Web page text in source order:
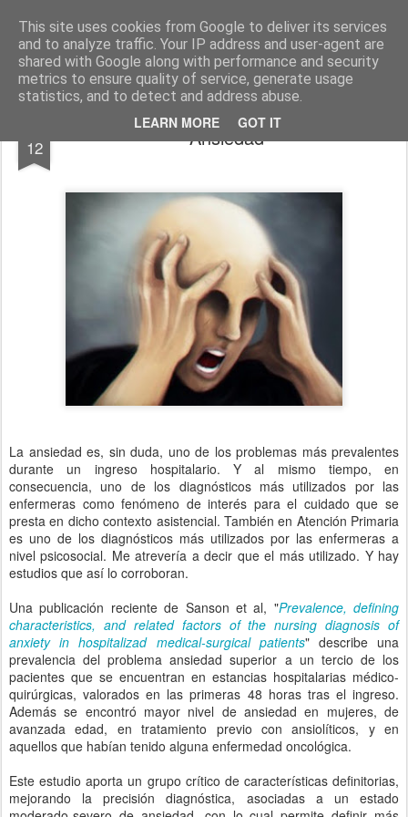
This site uses cookies from Google to deliver its services
and to analyze traffic. Your IP address and user-agent are
shared with Google along with performance and security
metrics to ensure quality of service, generate usage
statistics, and to detect and address abuse.
LEARN MORE GOT IT
El diagnóstico enfermero La Cuidadología es la ciencia del cuidado
Pages
12 Ansiedad
La ansiedad es, sin duda, uno de los problemas más prevalentes
durante un ingreso hospitalario. Y al mismo tiempo, en
consecuencia, uno de los diagnósticos más utilizados por las
enfermeras como fenómeno de interés para el cuidado que se
presta en dicho contexto asistencial. También en Atención Primaria
es uno de los diagnósticos más utilizados por las enfermeras a
nivel psicosocial. Me atrevería a decir que el más utilizado. Y hay
estudios que así lo corroboran.
Una publicación reciente de Sanson et al, "Prevalence, defining
characteristics, and related factors of the nursing diagnosis of
anxiety in hospitalizad medical-surgical patients" describe una
prevalencia del problema ansiedad superior a un tercio de los
pacientes que se encuentran en estancias hospitalarias médico-
quirúrgicas, valorados en las primeras 48 horas tras el ingreso.
Además se encontró mayor nivel de ansiedad en mujeres, de
avanzada edad, en tratamiento previo con ansiolíticos, y en
aquellos que habían tenido alguna enfermedad oncológica.
Este estudio aporta un grupo crítico de características definitorias,
mejorando la precisión diagnóstica, asociadas a un estado